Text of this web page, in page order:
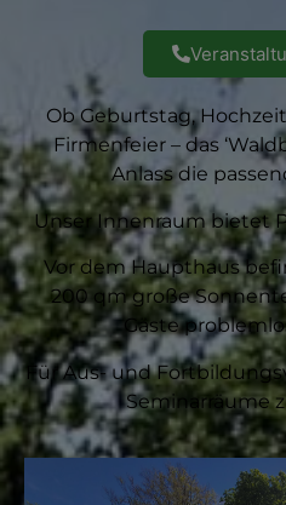
Ob Geburtstag,
Firmenfeier – das
Anlass die
Unser Innenraum bietet
Vor dem Haupthaus
200 qm große
Gäste
Für Aus- und
Seminarräume